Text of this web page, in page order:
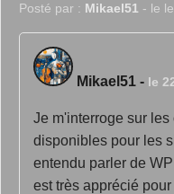
Posté par : Mikael51 - le
Mikael51 - le
Je m'interroge sur
disponibles pour les
entendu parler de
est très apprécié